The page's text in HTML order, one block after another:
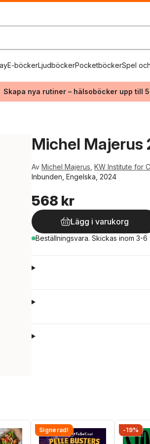
E-böckerLjudböckerPocketböckerSpel
Skapa nya rutiner – hälsoböcker upp till
Michel Majerus
Av Michel Majerus KW Institute for
Inbunden, Engelska, 2024
568 kr
Lägg i varukorg
Beställningsvara. Skickas inom 3-6
Signerad! -19%